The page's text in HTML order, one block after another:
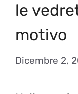
le
motivo
Dicembre 2,